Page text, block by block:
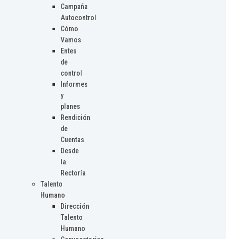
Campaña
Autocontrol
Cómo
Vamos
Entes
de
control
Informes
y
planes
Rendición
de
Cuentas
Desde
la
Rectoría
Talento
Humano
Dirección
Talento
Humano